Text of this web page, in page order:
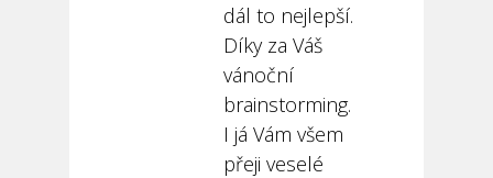
dál to nejlepší.
Díky za Váš
vánoční
brainstorming.
I já Vám všem
přeji veselé